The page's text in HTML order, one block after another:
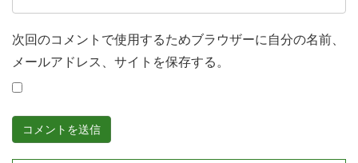
次回のコメントで使用するためブラウザーに自分の名前、
メールアドレス、サイトを保存する。